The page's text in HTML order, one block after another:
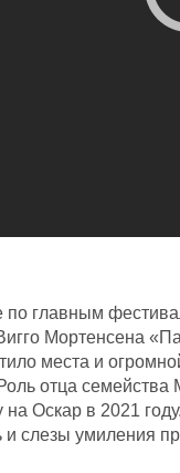
по главным
Мортенсена
места и
отца
на Оскар в 2021
и слезы умиления